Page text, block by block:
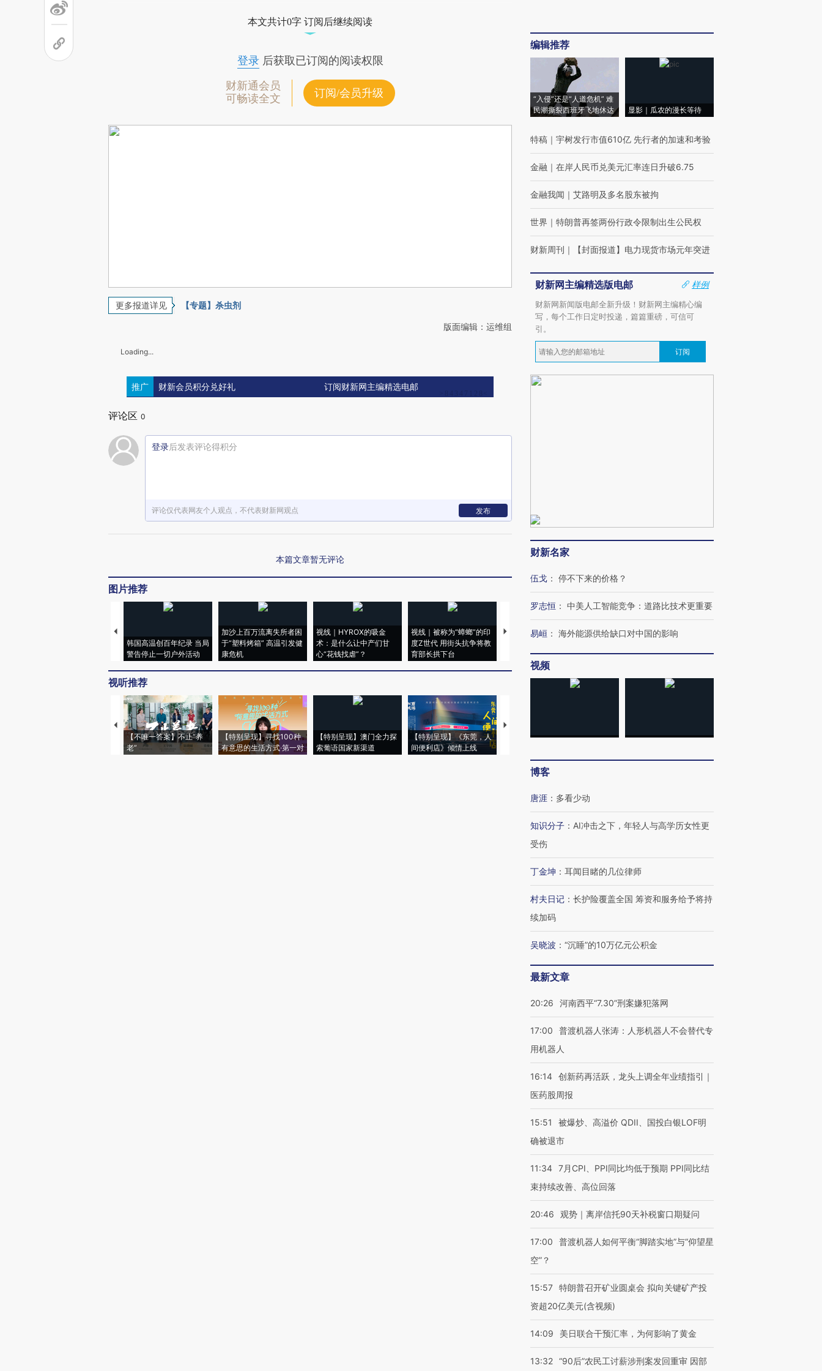
本文共计0字 订阅后继续阅读
登录后获取已订阅的阅读权限
财新通会员
可畅读全文
订阅/会员升级
更多报道详见 【专题】杀虫剂
版面编辑：运维组
Loading...
推广 财新会员积分兑好礼 订阅财新网主编精选电邮
评论区 0
登录后发表评论得积分
评论仅代表网友个人观点，不代表财新网观点 发布
本篇文章暂无评论
图片推荐
韩国高温创百年纪录 当局
警告停止一切户外活动
加沙上百万流离失所者困
于“塑料烤箱” 高温引发健
康危机
视线｜HYROX的吸金
术：是什么让中产们甘
心“花钱找虐”？
视线｜被称为“蟑螂”的印
度Z世代 用街头抗争将教
育部长拱下台
视线｜“入侵”还是“人道危
飞地休达
湖北宜昌局部短时降雨
4000人
米
视听推荐
【不唯一答案】不止“养
老”
【特别呈现】寻找100种
有意思的生活方式·第一对
【特别呈现】澳门全力探
索葡语国家新渠道
【特别呈现】《东莞，人
间便利店》倾情上线
【推广】走进第四届链博
会，让数智科技“链”接产
【特别呈现】寻找100种
CFO：不靠规模取胜，华
编辑推荐
“入侵”还是“人道危机” 难
民潮撕裂西班牙飞地休达
显影｜瓜农的漫长等待
特稿 ｜ 宇树发行市值610亿 先行者的加速和考验
金融 ｜ 在岸人民币兑美元汇率连日升破6.75
金融我闻 ｜ 艾路明及多名股东被拘
世界 ｜ 特朗普再签两份行政令限制出生公民权
财新周刊 ｜ 【封面报道】电力现货市场元年突进
财新网主编精选版电邮
样例
财新网新闻版电邮全新升级！财新网主编精心编
写，每个工作日定时投递，篇篇重磅，可信可
引。
订阅
财新名家
伍戈 ： 停不下来的价格？
罗志恒 ： 中美人工智能竞争：道路比技术更重要
易峘 ： 海外能源供给缺口对中国的影响
视频
博客
唐涯 ： 多看少动
知识分子 ： AI冲击之下，年轻人与高学历女性更
受伤
丁金坤 ： 耳闻目睹的几位律师
村夫日记 ： 长护险覆盖全国 筹资和服务给予将持
续加码
吴晓波 ： “沉睡”的10万亿元公积金
最新文章
20:26 河南西平“7.30”刑案嫌犯落网
17:00
普渡机器人张涛：人形机器人不会替代专
用机器人
16:14 创新药再活跃，龙头上调全年业绩指引｜
医药股周报
15:51
被爆炒、高溢价 QDII、国投白银LOF明
确被退市
11:34 7月CPI、PPI同比均低于预期 PPI同比结
束持续改善、高位回落
20:46 观势｜离岸信托90天补税窗口期疑问
17:00
普渡机器人如何平衡“脚踏实地”与“仰望星
空”？
15:57 特朗普召开矿业圆桌会 拟向关键矿产投
资超20亿美元(含视频)
14:09 美日联合干预汇率，为何影响了黄金
13:32 “90后”农民工讨薪涉刑案发回重审 因部